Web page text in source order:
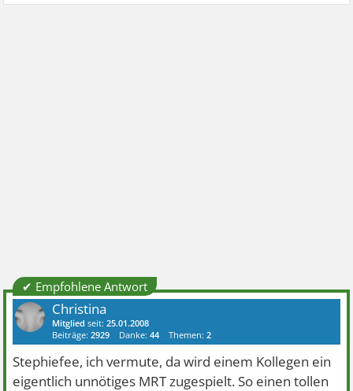
✔ Empfohlene Antwort
Christina
Mitglied seit:25.01.2008
Beiträge:2929 Danke:44 Themen:2
Stephiefee, ich vermute, da wird einem Kollegen ein
eigentlich unnötiges MRT zugespielt. So einen tollen